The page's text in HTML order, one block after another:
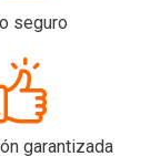
seguro
garantizada